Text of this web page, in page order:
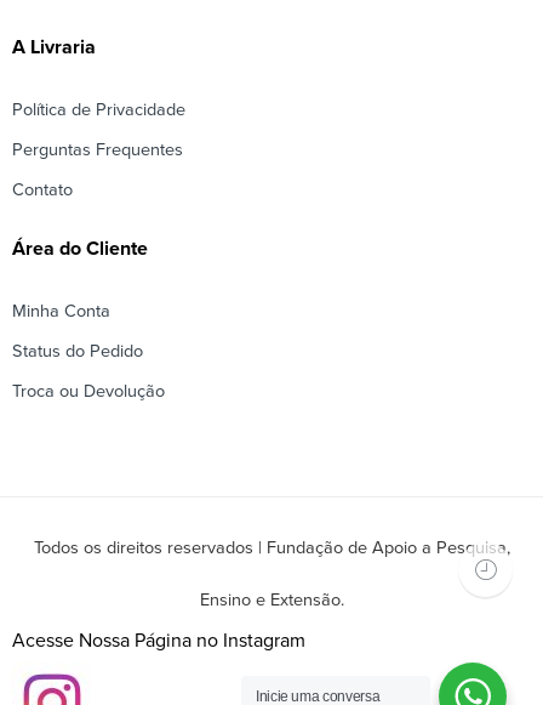
A Livraria
Política de Privacidade
Perguntas Frequentes
Contato
Área do Cliente
Minha Conta
Status do Pedido
Troca ou Devolução
Todos os direitos reservados | Fundação de Apoio a Pesquisa,
Ensino e Extensão.
Acesse Nossa Página no Instagram
Inicie uma conversa